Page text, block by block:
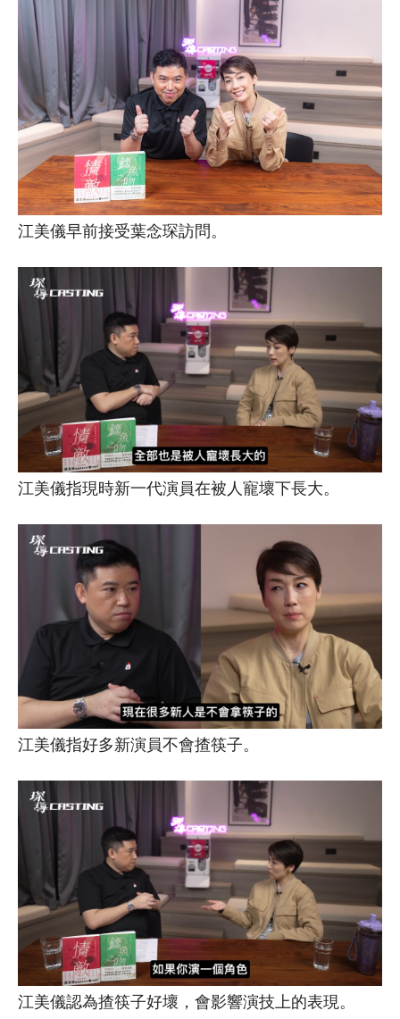
江美儀早前接受葉念琛訪問。
江美儀指現時新一代演員在被人寵壞下長大。
江美儀指好多新演員不會揸筷子。
江美儀認為揸筷子好壞，會影響演技上的表現。